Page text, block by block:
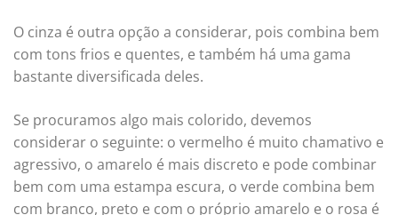
O cinza é outra opção a considerar, pois combina bem
com tons frios e quentes, e também há uma gama
bastante diversificada deles.
Se procuramos algo mais colorido, devemos
considerar o seguinte: o vermelho é muito chamativo e
agressivo, o amarelo é mais discreto e pode combinar
bem com uma estampa escura, o verde combina bem
com branco, preto e com o próprio amarelo e o rosa é